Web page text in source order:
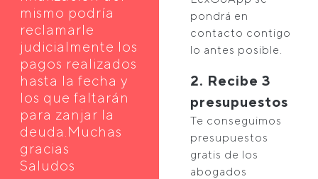
mismo podría
reclamarle
judicialmente los
pagos realizados
hasta la fecha y
los que faltarán
para zanjar la
deuda.Muchas
gracias
Saludos
pondrá en
contacto contigo
lo antes posible.
2. Recibe 3
presupuestos
Te conseguimos
presupuestos
gratis de los
abogados